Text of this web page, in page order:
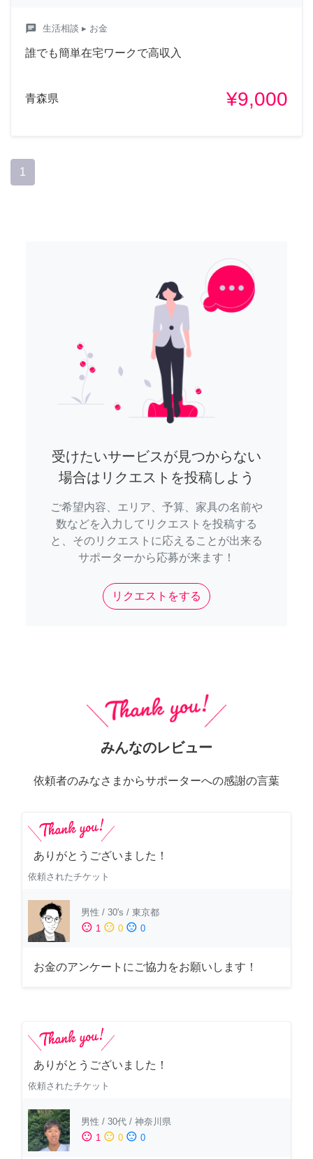
chat 生活相談 ▸ お金
誰でも簡単在宅ワークで高収入
青森県 ¥9,000
1
受けたいサービスが見つからない
場合はリクエストを投稿しよう
ご希望内容、エリア、予算、家具の名前や
数などを入力してリクエストを投稿する
と、そのリクエストに応えることが出来る
サポーターから応募が来ます！
リクエストをする
みんなのレビュー
依頼者のみなさまからサポーターへの感謝の言葉
ありがとうございました！
依頼されたチケット
男性 / 30's / 東京都
sentiment_satisfied 1 sentiment_neutral 0 sentiment_dissatisfied 0
お金のアンケートにご協力をお願いします！
ありがとうございました！
依頼されたチケット
男性 / 30代 / 神奈川県
sentiment_satisfied 1 sentiment_neutral 0 sentiment_dissatisfied 0